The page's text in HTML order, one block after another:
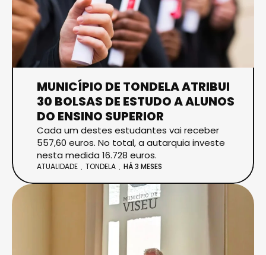
MUNICÍPIO DE TONDELA ATRIBUI
30 BOLSAS DE ESTUDO A ALUNOS
DO ENSINO SUPERIOR
Cada um destes estudantes vai receber
557,60 euros. No total, a autarquia investe
nesta medida 16.728 euros.
ATUALIDADE TONDELA HÁ 3 MESES